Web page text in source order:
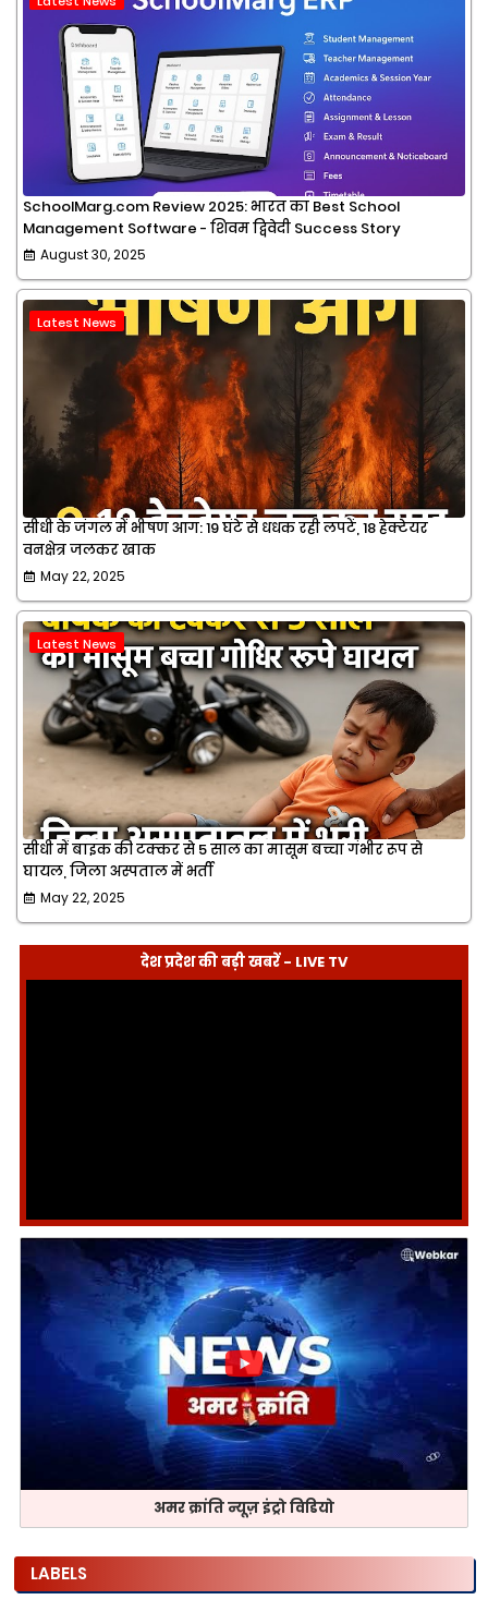
SchoolMarg.com Review 2025: भारत का Best School
Management Software - शिवम द्विवेदी Success Story
August 30, 2025
Latest News
सीधी के जंगल में भीषण आग: 19 घंटे से धधक रही लपटें, 18 हेक्टेयर
वनक्षेत्र जलकर खाक
May 22, 2025
Latest News
सीधी में बाइक की टक्कर से 5 साल का मासूम बच्चा गंभीर रूप से
घायल, जिला अस्पताल में भर्ती
May 22, 2025
देश प्रदेश की बड़ी खबरें - LIVE TV
अमर क्रांति न्यूज़ इंट्रो विडियो
LABELS